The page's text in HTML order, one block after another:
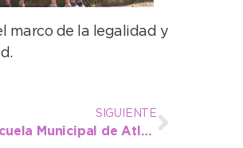
marco de la legalidad y
SIGUIENTE
Fin de semana con doble acción para la Escuela Municipal de Atletismo de Necochea